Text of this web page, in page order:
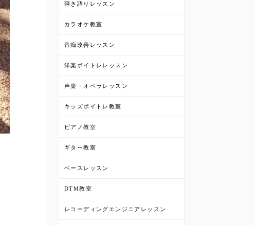
弾き語りレッスン
カラオケ教室
音痴改善レッスン
洋楽ボイトレレッスン
声楽・オペラレッスン
キッズボイトレ教室
ピアノ教室
ギター教室
ベースレッスン
DTM教室
レコーディングエンジニアレッスン